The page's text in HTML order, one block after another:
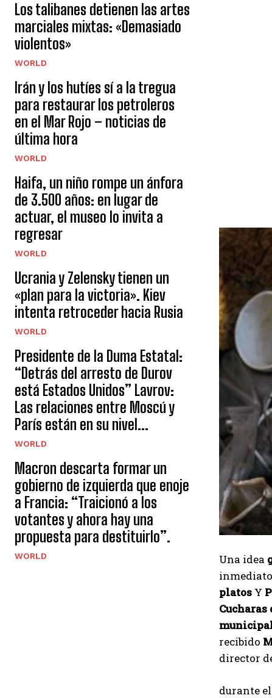
Los talibanes detienen las artes
marciales mixtas: «Demasiado
violentos»
WORLD
Irán y los hutíes sí a la tregua
para restaurar los petroleros
en el Mar Rojo – noticias de
última hora
WORLD
Haifa, un niño rompe un ánfora
de 3.500 años: en lugar de
actuar, el museo lo invita a
regresar
WORLD
Ucrania y Zelensky tienen un
«plan para la victoria». Kiev
intenta retroceder hacia Rusia
WORLD
Presidente de la Duma Estatal:
“Detrás del arresto de Durov
está Estados Unidos” Lavrov:
Las relaciones entre Moscú y
París están en su nivel...
WORLD
Macron descarta formar un
gobierno de izquierda que enoje
a Francia: “Traicionó a los
votantes y ahora hay una
propuesta para destituirlo”.
WORLD Una idea
inmediato
platos Y
Cucharas
recibido
director
durante el